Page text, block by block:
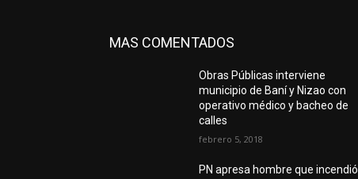
MAS COMENTADOS
Obras Públicas interviene
municipio de Baní y Nizao con
operativo médico y bacheo de
calles
febrero 5, 2018
PN apresa hombre que incendió